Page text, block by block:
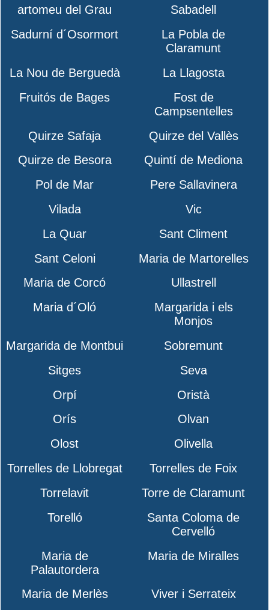
artomeu del Grau
Sabadell
Sadurní d´Osormort
La Pobla de
Claramunt
La Nou de Berguedà
La Llagosta
Fruitós de Bages
Fost de
Campsentelles
Quirze Safaja
Quirze del Vallès
Quirze de Besora
Quintí de Mediona
Pol de Mar
Pere Sallavinera
Vilada
Vic
La Quar
Sant Climent
Sant Celoni
Maria de Martorelles
Maria de Corcó
Ullastrell
Maria d´Oló
Margarida i els
Monjos
Margarida de Montbui
Sobremunt
Sitges
Seva
Orpí
Oristà
Orís
Olvan
Olost
Olivella
Torrelles de Llobregat
Torrelles de Foix
Torrelavit
Torre de Claramunt
Torelló
Santa Coloma de
Cervelló
Maria de
Palautordera
Maria de Miralles
Maria de Merlès
Viver i Serrateix